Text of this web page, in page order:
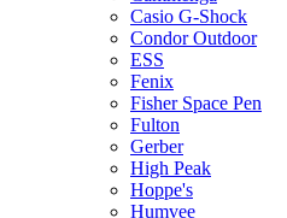
Casio G-Shock
Condor Outdoor
ESS
Fenix
Fisher Space Pen
Fulton
Gerber
High Peak
Hoppe's
Humvee